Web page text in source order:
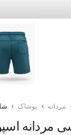
مردانه پوشاک